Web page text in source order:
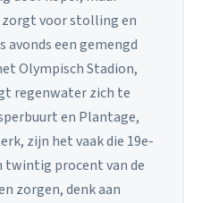
voor stolling en
avonds een gemengd
Olympisch Stadion,
regenwater zich te
en Plantage,
zijn het vaak die 19e-
twintig procent van de
zorgen, denk aan